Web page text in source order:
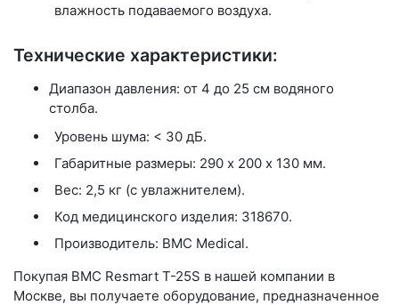
влажность подаваемого воздуха.
Технические характеристики:
Диапазон давления: от 4 до 25 см водяного
столба.
Уровень шума: < 30 дБ.
Габаритные размеры: 290 х 200 х 130 мм.
Вес: 2,5 кг (с увлажнителем).
Код медицинского изделия: 318670.
Производитель: BMC Medical.
Покупая BMC Resmart T-25S в нашей компании в
Москве, вы получаете оборудование, предназначенное